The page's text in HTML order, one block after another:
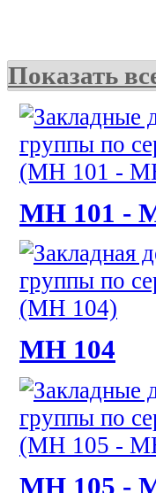
Показать
МН 101 -
МН 104
МН 105 -